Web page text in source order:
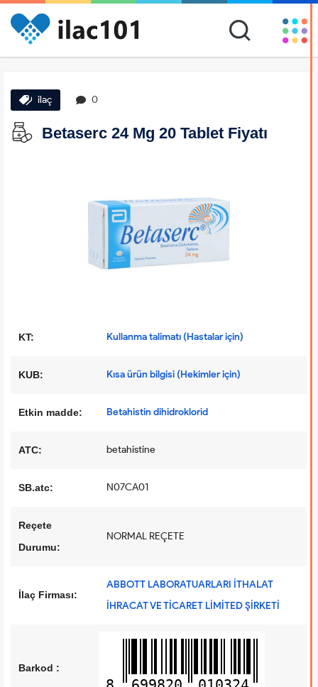
ilaç 0
Betaserc 24 Mg 20 Tablet Fiyatı
KT: Kullanma talimatı (Hastalar için)
KUB: Kısa ürün bilgisi (Hekimler için)
Etkin madde: Betahistin dihidroklorid
ATC: betahistine
SB.atc: N07CA01
Reçete
Durumu:
NORMAL REÇETE
İlaç Firması:
ABBOTT LABORATUARLARI İTHALAT
İHRACAT VE TİCARET LİMİTED ŞİRKETİ
Barkod :